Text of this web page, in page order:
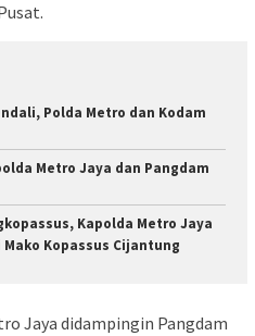
Polda Metro dan Kodam
Metro Jaya dan Pangdam
Kapolda Metro Jaya
Kopassus Cijantung
Jaya didampingin Pangdam